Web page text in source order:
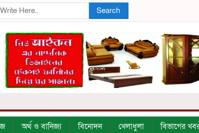
Search
অর্থ ও বানিজ্য বিনোদন খেলাধুলা বিভাগের